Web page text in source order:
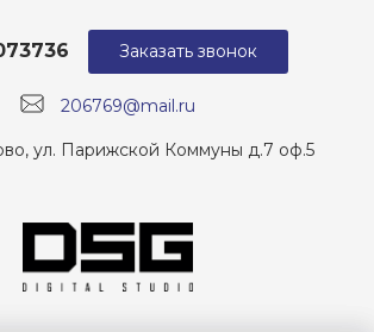
206769@mail.ru
ул. Парижской Коммуны д.7 оф.5
Заказать звонок